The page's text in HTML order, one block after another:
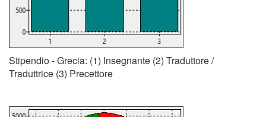
Stipendio - Grecia: (1) Insegnante (2) Traduttore /
Traduttrice (3) Precettore